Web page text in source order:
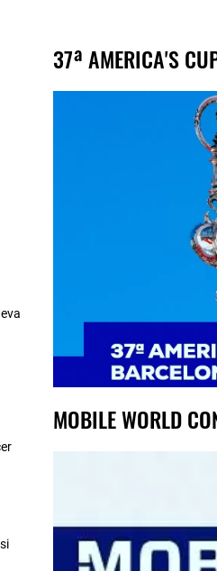
37ª AMERICA'S
MOBILE WORLD